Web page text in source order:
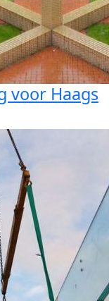
voor Haags